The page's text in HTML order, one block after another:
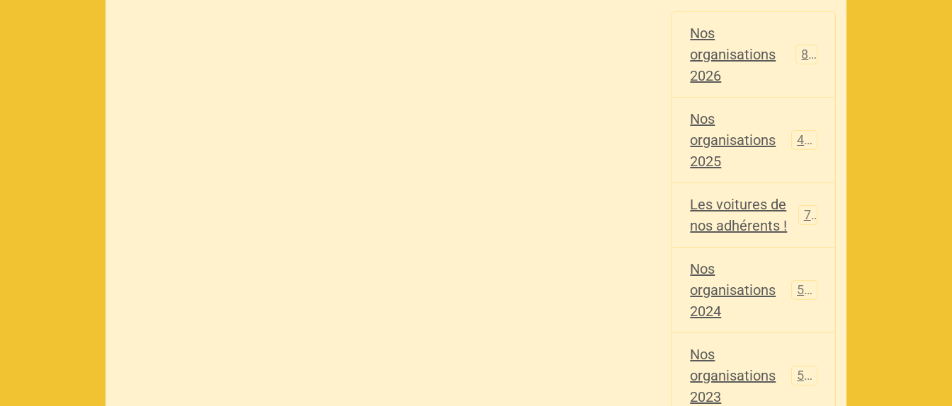
Nos
organisations
2026
82
Nos
organisations
2025
405
Les voitures de
nos adhérents !
73
Nos
organisations
2024
587
Nos
organisations
2023
567